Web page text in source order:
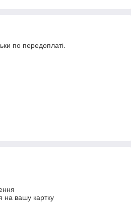
по передоплаті.
на вашу картку